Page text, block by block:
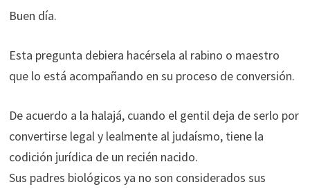
Buen día.
Esta pregunta debiera hacérsela al rabino o maestro
que lo está acompañando en su proceso de conversión.
De acuerdo a la halajá, cuando el gentil deja de serlo por
convertirse legal y lealmente al judaísmo, tiene la
codición jurídica de un recién nacido.
Sus padres biológicos ya no son considerados sus